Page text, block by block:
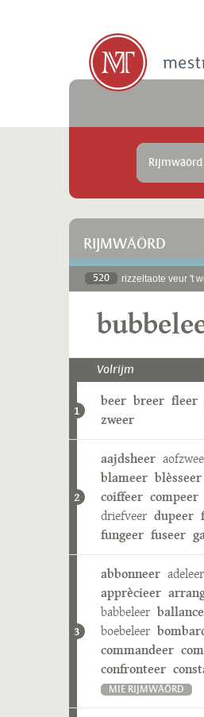
Rijmwäörd
RIJMWÄÖRD
520 rizzeltaote veur 't
Volrijm
1
beer breer fleer
zweer
2
aajdsheer
blameer blèsseer
coiffeer compeer
driefveer dupeer
fungeer fuseer
3
abbonneer adeleer
apprècieer
babbeleer
boebeleer
commandeer
confronteer
MIE RIJMWÄÖRD